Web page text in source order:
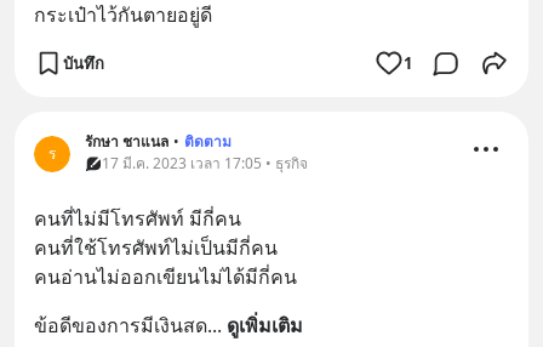
กระเป๋าไว้กันตายอยู่ดี
บันทึก 1
ร
รักษา ชาแนล • ติดตาม
17 มี.ค. 2023 เวลา 17:05 • ธุรกิจ
คนที่ไม่มีโทรศัพท์ มีกี่คน
คนที่ใช้โทรศัพท์ไม่เป็นมีกี่คน
คนอ่านไม่ออกเขียนไม่ได้มีกี่คน
ข้อดีของการมีเงินสด... ดูเพิ่มเติม